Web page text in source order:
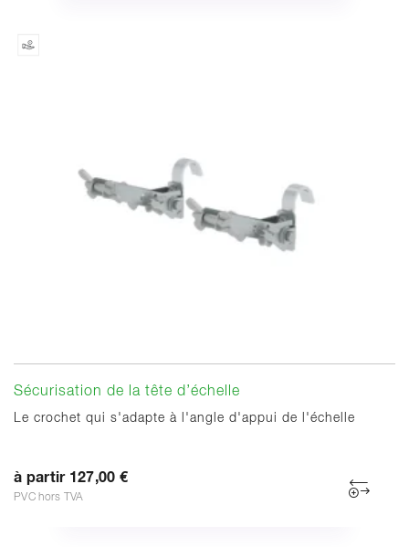
Sécurisation de la tête d’échelle
Le crochet qui s'adapte à l'angle d'appui de l'échelle
à partir 127,00 €
PVC hors TVA